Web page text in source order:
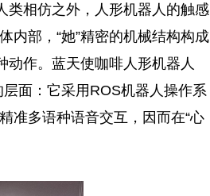
类相仿之外，人形机器人的触感
内部，“她”精密的机械结构构成
动作。蓝天使咖啡人形机器人
层面：它采用ROS机器人操作系
准多语种语音交互，因而在“心